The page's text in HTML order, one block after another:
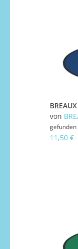
von
gefunden
11,50 €